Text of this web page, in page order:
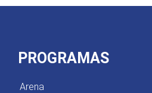
PROGRAMAS
Arena